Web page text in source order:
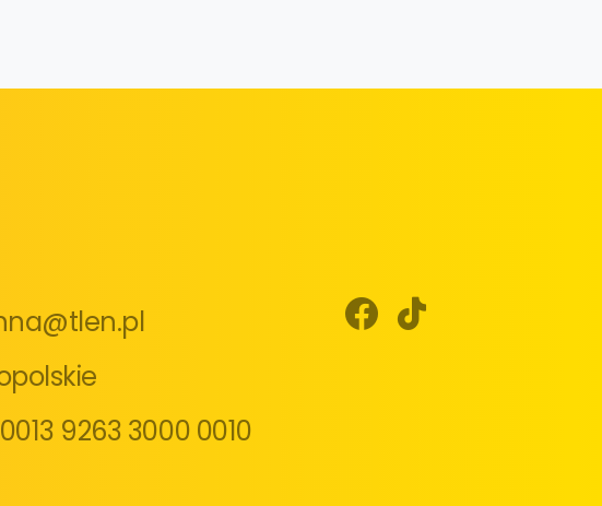
9263 3000 0010